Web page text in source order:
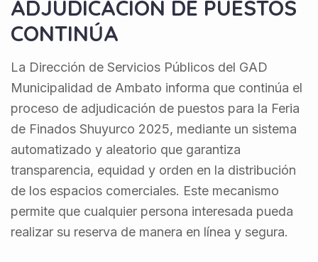
ADJUDICACIÓN DE PUESTOS
CONTINÚA
La Dirección de Servicios Públicos del GAD
Municipalidad de Ambato informa que continúa el
proceso de adjudicación de puestos para la Feria
de Finados Shuyurco 2025, mediante un sistema
automatizado y aleatorio que garantiza
transparencia, equidad y orden en la distribución
de los espacios comerciales. Este mecanismo
permite que cualquier persona interesada pueda
realizar su reserva de manera en línea y segura.